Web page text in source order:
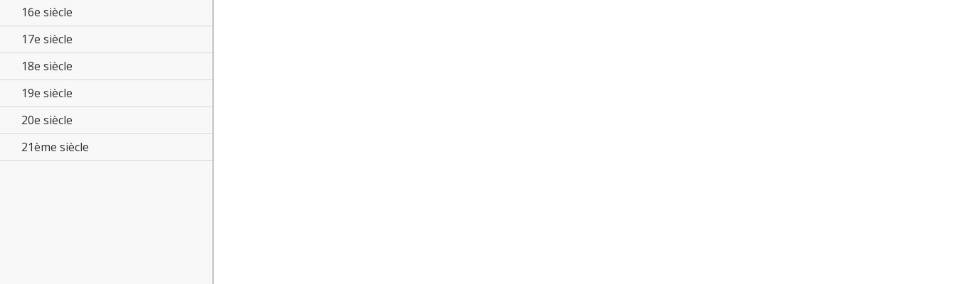
16e siècle
17e siècle
18e siècle
19e siècle
20e siècle
21ème siècle